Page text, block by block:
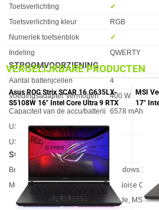
Toetsverlichting
✓︎
Toetsverlichting kleur
RGB
Numeriek toetsenblok
✓︎
Indeling
QWERTY
STROOMVOORZIENING
Eigenschap Waarde
Aantal batterijcellen
4
Voedingsadapter Vermogen
400 W
Capaciteit van de accu/batterij 6578 mAh
USB Power Delivery
USB Type-C-oplaadpoort
SOFTWARE
Eigenschap Waarde
Besturingssysteem
Windows 11
Meegeleverde software
AI Noise
Mode, MSI AI
VERGELIJKBARE PRODUCTEN
Asus ROG Strix SCAR 16 G635LX-
S5108W 16" Intel Core Ultra 9 RTX
5090 Gaming Laptop
MSI
17"